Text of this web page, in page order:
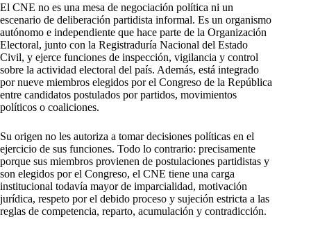
El CNE no es una mesa de negociación política ni un
escenario de deliberación partidista informal. Es un organismo
autónomo e independiente que hace parte de la Organización
Electoral, junto con la Registraduría Nacional del Estado
Civil, y ejerce funciones de inspección, vigilancia y control
sobre la actividad electoral del país. Además, está integrado
por nueve miembros elegidos por el Congreso de la República
entre candidatos postulados por partidos, movimientos
políticos o coaliciones.
Su origen no les autoriza a tomar decisiones políticas en el
ejercicio de sus funciones. Todo lo contrario: precisamente
porque sus miembros provienen de postulaciones partidistas y
son elegidos por el Congreso, el CNE tiene una carga
institucional todavía mayor de imparcialidad, motivación
jurídica, respeto por el debido proceso y sujeción estricta a las
reglas de competencia, reparto, acumulación y contradicción.